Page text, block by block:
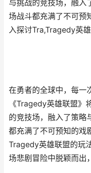
与挑战的竞技场，融入
场战斗都充满了不可预
入探讨Tra,Tragedy英
在勇者的全球中，每一
《Tragedy英雄联盟》
的竞技场，融入了策略
都充满了不可预知的戏
Tragedy英雄联盟的玩
场悲剧冒险中脱颖而出